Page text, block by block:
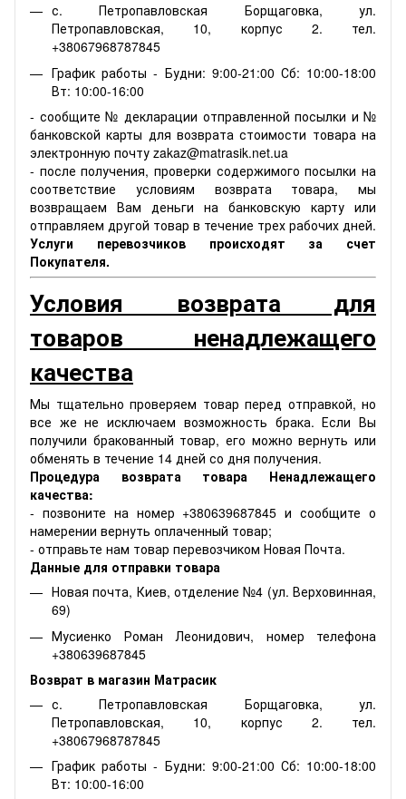
с. Петропавловская Борщаговка, ул.
Петропавловская, 10, корпус 2. тел.
+38067968787845
График работы - Будни: 9:00-21:00 Сб: 10:00-18:00
Вт: 10:00-16:00
- сообщите № декларации отправленной посылки и №
банковской карты для возврата стоимости товара на
электронную почту zakaz@matrasik.net.ua
- после получения, проверки содержимого посылки на
соответствие условиям возврата товара, мы
возвращаем Вам деньги на банковскую карту или
отправляем другой товар в течение трех рабочих дней.
Услуги перевозчиков происходят за счет
Покупателя.
Условия возврата для
товаров ненадлежащего
качества
Мы тщательно проверяем товар перед отправкой, но
все же не исключаем возможность брака. Если Вы
получили бракованный товар, его можно вернуть или
обменять в течение 14 дней со дня получения.
Процедура возврата товара Ненадлежащего
качества:
- позвоните на номер +380639687845 и сообщите о
намерении вернуть оплаченный товар;
- отправьте нам товар перевозчиком Новая Почта.
Данные для отправки товара
Новая почта, Киев, отделение №4 (ул. Верховинная,
69)
Мусиенко Роман Леонидович, номер телефона
+380639687845
Возврат в магазин Матрасик
с. Петропавловская Борщаговка, ул.
Петропавловская, 10, корпус 2. тел.
+38067968787845
График работы - Будни: 9:00-21:00 Сб: 10:00-18:00
Вт: 10:00-16:00